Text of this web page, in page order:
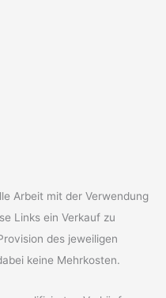
Arbeit mit der Verwendung
Links ein Verkauf zu
des jeweiligen
keine Mehrkosten.